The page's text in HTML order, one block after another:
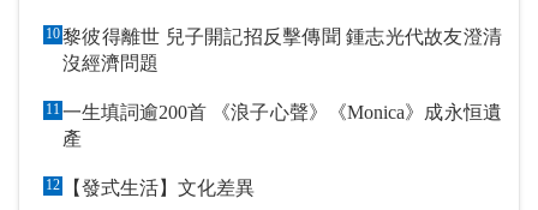
10黎彼得離世 兒子開記招反擊傳聞 鍾志光代故友澄清
沒經濟問題
11一生填詞逾200首 《浪子心聲》《Monica》成永恒遺
產
12 【發式生活】文化差異